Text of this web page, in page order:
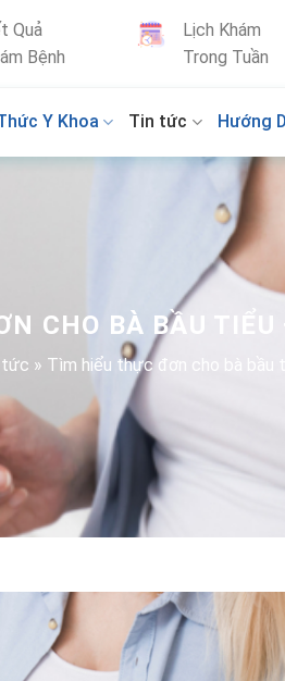
Quả
Bệnh
Lịch Khám
Trong Tuần
Y Khoa Tin tức Hướng
CHO BÀ BẦU
tức » Tìm hiểu thực đơn cho bà bầu